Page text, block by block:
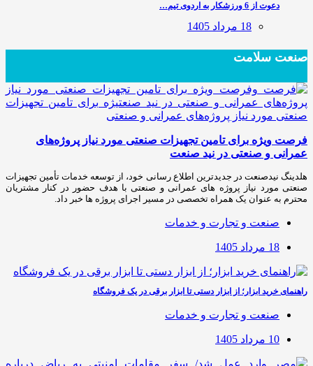
دعوت از 6 ورزشکار به اردوی تیم…
18 مرداد 1405
صنعت سلامت
فرصت ویژه برای تامین تجهیزات صنعتی مورد نیاز پروژه‌های
عمرانی و صنعتی در نید صنعت
هلدینگ نیدصنعت در جدیدترین اطلاع رسانی خود، از توسعه خدمات تأمین تجهیزات
صنعتی مورد نیاز پروژه های عمرانی و صنعتی با هدف حضور در کنار مشتریان
محترم به عنوان یک همراه تخصصی در مسیر اجرای پروژه ها خبر داد.
صنعت و تجارت و خدمات
18 مرداد 1405
راهنمای خرید ابزار؛ از ابزار دستی تا ابزار برقی در یک فروشگاه
صنعت و تجارت و خدمات
10 مرداد 1405